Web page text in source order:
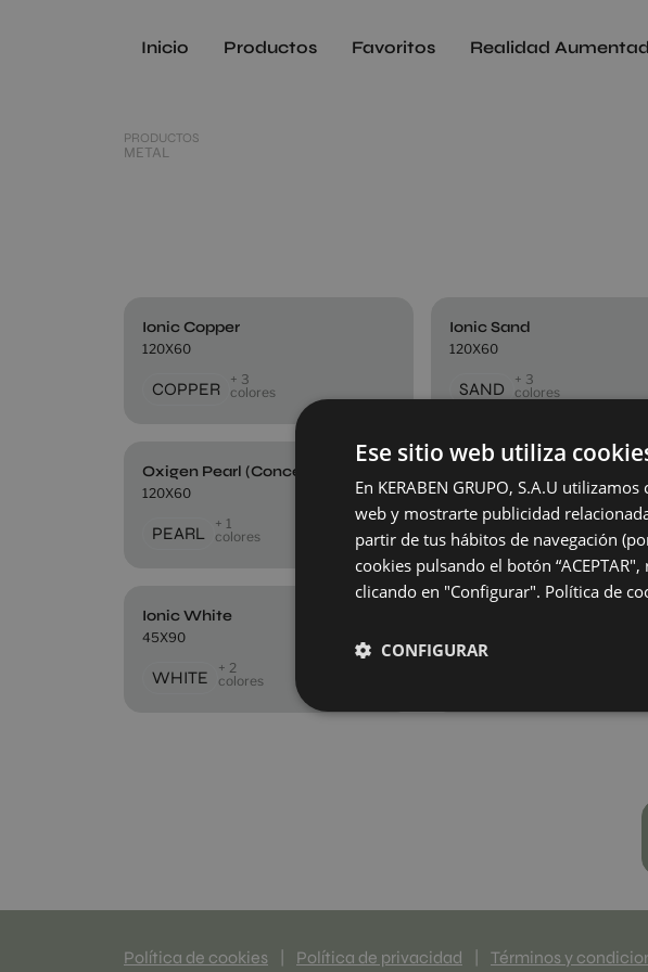
Inicio Productos Favoritos Realidad
PRODUCTOS
METAL
Ionic Copper
120X60
COPPER
+ 3
colores
Ionic Sand
120X60
SAND
+ 3
colores
Oxigen Pearl (Concept)
120X60
PEARL
+ 1
colores
120X60
PEARL
+ 1
colores
Ionic White
45X90
WHITE
+ 2
colores
Política de cookies Política de privacidad Términos y
Ese sitio web utiliza
En KERABEN GRUPO, S.A.U
web y mostrarte publicidad
partir de tus hábitos de navegación
cookies pulsando el botón
clicando en "Configurar". Política de
CONFIGURAR